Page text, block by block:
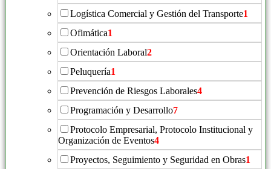
Logística Comercial y Gestión del Transporte1
Ofimática1
Orientación Laboral2
Peluquería1
Prevención de Riesgos Laborales4
Programación y Desarrollo7
Protocolo Empresarial, Protocolo Institucional y
Organización de Eventos4
Proyectos, Seguimiento y Seguridad en Obras1